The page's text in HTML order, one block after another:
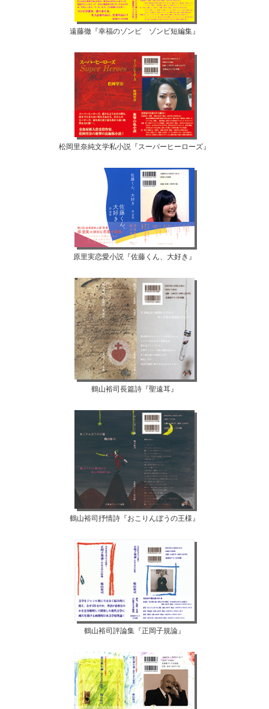
遠藤徹『幸福のゾンビ ゾンビ短編集』
松岡里奈純文学私小説『スーパーヒーローズ』
原里実恋愛小説『佐藤くん、大好き』
鶴山裕司長篇詩『聖遠耳』
鶴山裕司抒情詩『おこりんぼうの王様』
鶴山裕司評論集『正岡子規論』